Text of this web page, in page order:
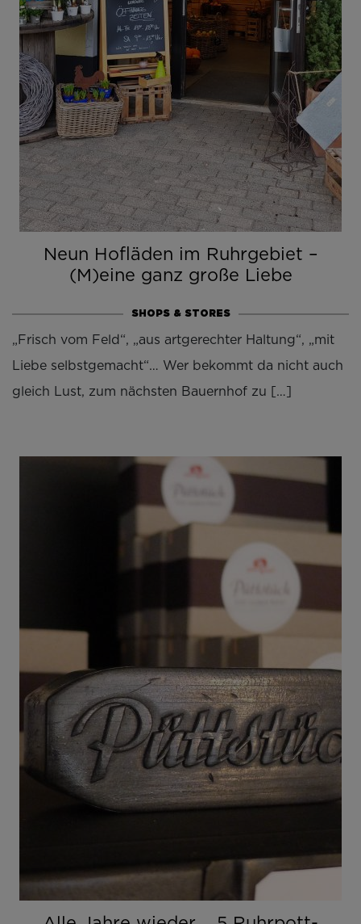
Neun Hofläden im Ruhrgebiet –
(M)eine ganz große Liebe
SHOPS & STORES
„Frisch vom Feld“, „aus artgerechter Haltung“, „mit
Liebe selbstgemacht“… Wer bekommt da nicht auch
gleich Lust, zum nächsten Bauernhof zu […]